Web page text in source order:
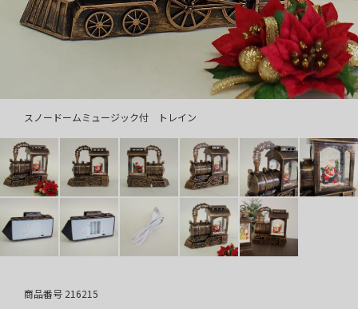
スノードームミュージック付 トレイン
商品番号 216215